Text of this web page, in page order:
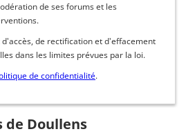
de ses forums et les
de rectification et d'effacement
dans les limites prévues par la loi.
de confidentialité.
de Doullens